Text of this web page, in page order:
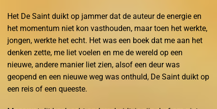
Het De Saint duikt op jammer dat de auteur de energie en
het momentum niet kon vasthouden, maar toen het werkte,
jongen, werkte het echt. Het was een boek dat me aan het
denken zette, me liet voelen en me de wereld op een
nieuwe, andere manier liet zien, alsof een deur was
geopend en een nieuwe weg was onthuld, De Saint duikt op
een reis of een queeste.